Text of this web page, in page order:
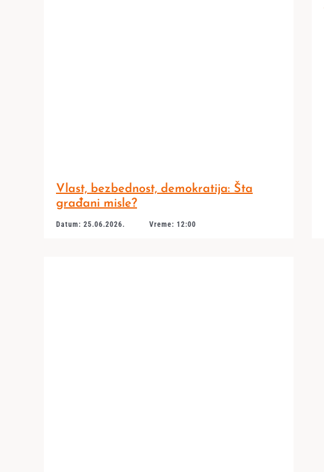
Vlast, bezbednost, demokratija: Šta
građani misle?
Datum: 25.06.2026. Vreme: 12:00